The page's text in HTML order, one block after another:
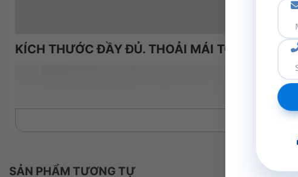
KÍCH THƯỚC ĐẦY ĐỦ. THOẢI MÁI TỐI ĐA.
Xem thêm
SẢN PHẨM TƯƠNG TỰ